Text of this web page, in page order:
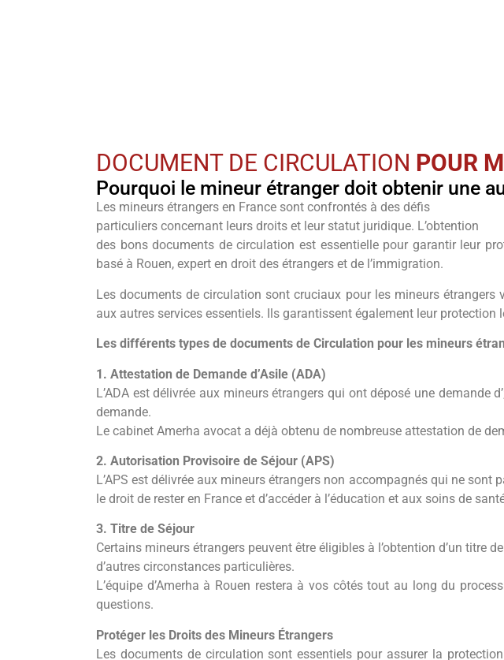
DOCUMENT DE CIRCULATION POUR
Pourquoi le mineur étranger doit obtenir une
Les mineurs étrangers en France sont confrontés à des défis
particuliers concernant leurs droits et leur statut juridique. L’obtention
des bons documents de circulation est essentielle pour garantir leur
basé à Rouen, expert en droit des étrangers et de l’immigration.
Les documents de circulation sont cruciaux pour les mineurs étrangers
aux autres services essentiels. Ils garantissent également leur
Les différents types de documents de Circulation pour les mineurs
1. Attestation de Demande d’Asile (ADA)
L’ADA est délivrée aux mineurs étrangers qui ont déposé une demande
demande.
Le cabinet Amerha avocat a déjà obtenu de nombreuse attestation de
2. Autorisation Provisoire de Séjour (APS)
L’APS est délivrée aux mineurs étrangers non accompagnés qui ne sont
le droit de rester en France et d’accéder à l’éducation et aux soins de
3. Titre de Séjour
Certains mineurs étrangers peuvent être éligibles à l’obtention d’un
d’autres circonstances particulières.
L’équipe d’Amerha à Rouen restera à vos côtés tout au long du
questions.
Protéger les Droits des Mineurs Étrangers
Les documents de circulation sont essentiels pour assurer la